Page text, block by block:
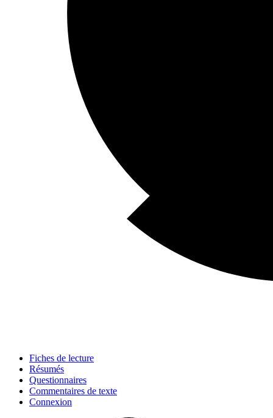
Fiches de lecture
Résumés
Questionnaires
Commentaires de texte
Connexion